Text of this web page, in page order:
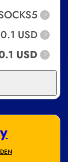
?
0.1 USD ?
USD ?